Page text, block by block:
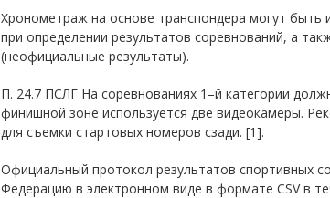
Хронометраж на основе транспондера могут быть
при определении результатов соревнований, а
(неофициальные результаты).
П. 24.7 ПСЛГ На соревнованиях 1–й категории
финишной зоне используется две видеокамеры.
для съемки стартовых номеров сзади. [1].
Официальный протокол результатов спортивных
Федерацию в электронном виде в формате CSV в